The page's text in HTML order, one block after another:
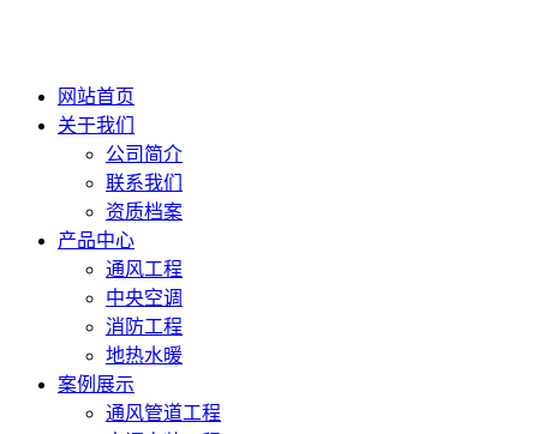
网站首页
关于我们
公司简介
联系我们
资质档案
产品中心
通风工程
中央空调
消防工程
地热水暖
案例展示
通风管道工程